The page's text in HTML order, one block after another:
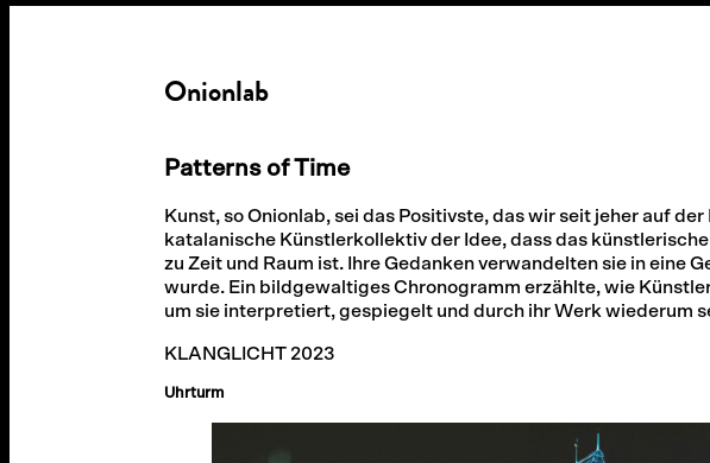
Onionlab
Patterns of Time
Kunst, so Onionlab, sei das Positivste, das wir seit jeher auf
katalanische Künstlerkollektiv der Idee, dass das
zu Zeit und Raum ist. Ihre Gedanken verwandelten sie in eine
wurde. Ein bildgewaltiges Chronogramm erzählte, wie
um sie interpretiert, gespiegelt und durch ihr Werk wiederum
KLANGLICHT 2023
Uhrturm